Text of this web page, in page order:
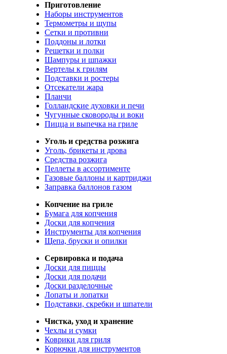
Приготовление
Наборы инструментов
Термометры и щупы
Сетки и противни
Поддоны и лотки
Решетки и полки
Шампуры и шпажки
Вертелы к грилям
Подставки и ростеры
Отсекатели жара
Планчи
Голландские духовки и печи
Чугунные сковороды и воки
Пицца и выпечка на гриле
Уголь и средства розжига
Уголь, брикеты и дрова
Средства розжига
Пеллеты в ассортименте
Газовые баллоны и картриджи
Заправка баллонов газом
Копчение на гриле
Бумага для копчения
Доски для копчения
Инструменты для копчения
Щепа, бруски и опилки
Сервировка и подача
Доски для пиццы
Доски для подачи
Доски разделочные
Лопаты и лопатки
Подставки, скребки и шпатели
Чистка, уход и хранение
Чехлы и сумки
Коврики для гриля
Корючки для инструментов